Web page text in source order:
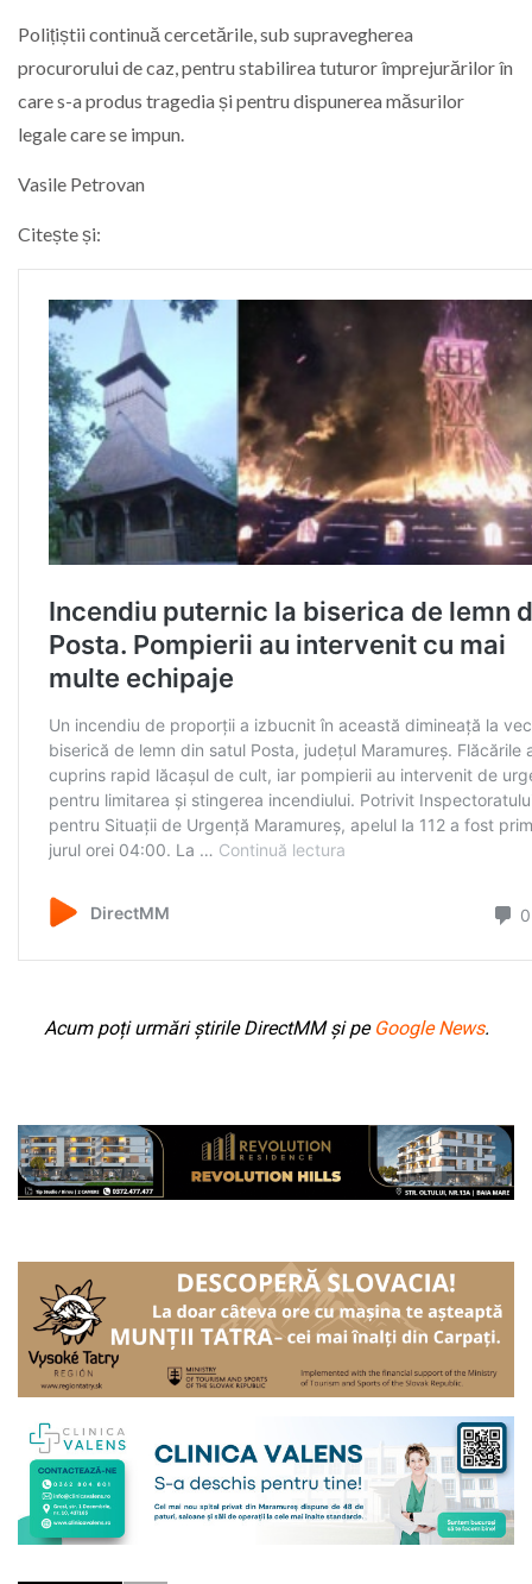
Polițiștii continuă cercetările, sub supravegherea
procurorului de caz, pentru stabilirea tuturor împrejurărilor în
care s-a produs tragedia și pentru dispunerea măsurilor
legale care se impun.
Vasile Petrovan
Citește și:
Acum poți urmări știrile DirectMM și pe Google News.